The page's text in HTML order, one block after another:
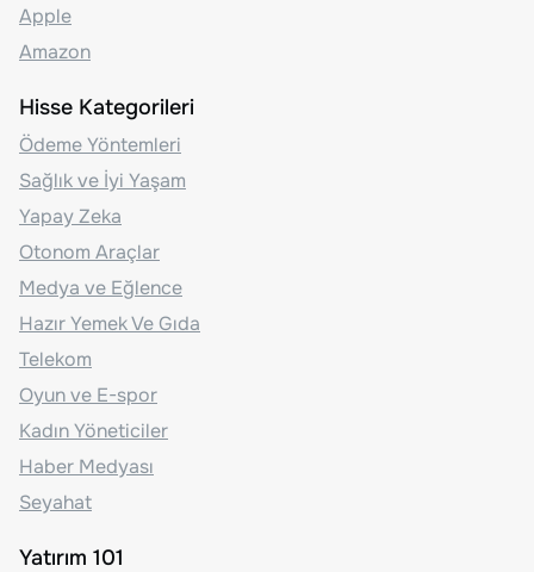
Apple
Amazon
Hisse Kategorileri
Ödeme Yöntemleri
Sağlık ve İyi Yaşam
Yapay Zeka
Otonom Araçlar
Medya ve Eğlence
Hazır Yemek Ve Gıda
Telekom
Oyun ve E-spor
Kadın Yöneticiler
Haber Medyası
Seyahat
Yatırım 101